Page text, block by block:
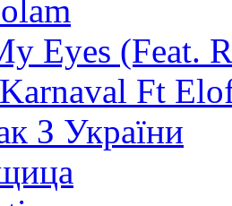
Eyes (Feat.
Ft
З України